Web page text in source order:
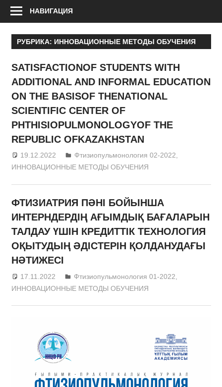
НАВИГАЦИЯ
РУБРИКА: ИННОВАЦИОННЫЕ МЕТОДЫ ОБУЧЕНИЯ
SATISFACTIONOF STUDENTS WITH
ADDITIONAL AND INFORMAL EDUCATION
ON THE BASISOF THENATIONAL
SCIENTIFIC CENTER OF
PHTHISIOPULMONOLOGYOF THE
REPUBLIC OFKAZAKHSTAN
19.12.2022 admin
Фтизиопульмонология 02-2022
ИННОВАЦИОННЫЕ МЕТОДЫ ОБУЧЕНИЯ
ФТИЗИАТРИЯ ПӘНІ БОЙЫНША
ИНТЕРНДЕРДІҢ АҒЫМДЫҚ БАҒАЛАРЫН
ТАЛДАУ ҮШІН КРЕДИТТІК ТЕХНОЛОГИЯ
ОҚЫТУДЫҢ ӘДІСТЕРІН ҚОЛДАНУДАҒЫ
НӘТИЖЕСІ
17.11.2022 admin
Фтизиопульмонология 01-2022
ИННОВАЦИОННЫЕ МЕТОДЫ ОБУЧЕНИЯ